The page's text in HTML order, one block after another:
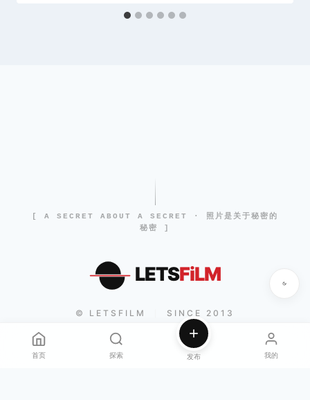
[ A SECRET ABOUT A SECRET · 照片是关于秘密的
秘密 ]
LETSFiLM
© LETSFILM SINCE 2013
首页 探索 发布 我的